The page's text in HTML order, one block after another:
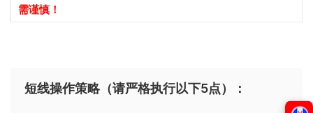
需谨慎！
短线操作策略（请严格执行以下5点）：